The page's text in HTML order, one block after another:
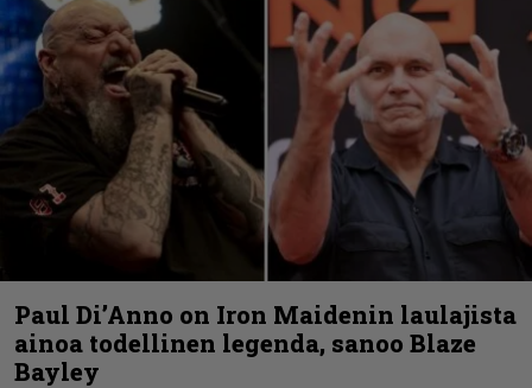
Paul Di’Anno on Iron Maidenin laulajista
ainoa todellinen legenda, sanoo Blaze
Bayley